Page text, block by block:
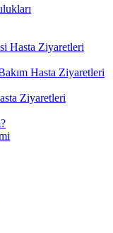
Hasta Ziyaretleri
Hasta Ziyaretleri
Ziyaretleri